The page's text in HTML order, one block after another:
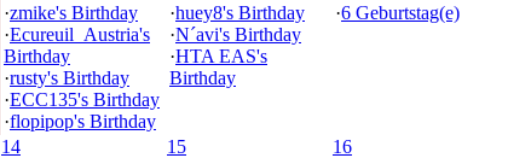
·zmike's Birthday
·Ecureuil_Austria's
Birthday
·rusty's Birthday
·ECC135's Birthday
·flopipop's Birthday
·huey8's Birthday
·N´avi's Birthday
·HTA EAS's
Birthday
·6 Geburtstag(e)
14
15
16